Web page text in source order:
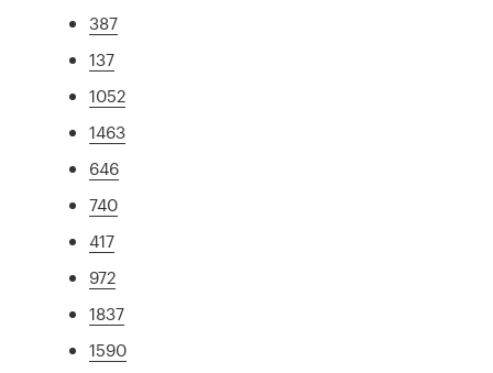
387
137
1052
1463
646
740
417
972
1837
1590